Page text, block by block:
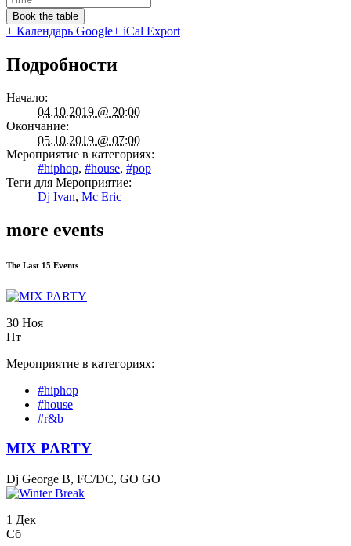
Book the table
+ Календарь Google+ iCal Export
Подробности
Начало:
04.10.2019 @ 20:00
Окончание:
05.10.2019 @ 07:00
Мероприятие в категориях:
#hiphop, #house, #pop
Теги для Мероприятие:
Dj Ivan, Mc Eric
more events
The Last 15 Events
30 Ноя
Пт
Мероприятие в категориях:
#hiphop
#house
#r&b
MIX PARTY
Dj George B, FC/DC, GO GO
1 Дек
Сб